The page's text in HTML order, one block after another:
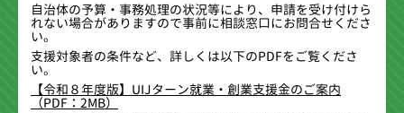
自治体の予算・事務処理の状況等により、申請を受け付けら
れない場合がありますので事前に相談窓口にお問合せくださ
い。
支援対象者の条件など、詳しくは以下のPDFをご覧くださ
い。
【令和８年度版】UIJターン就業・創業支援金のご案内
（PDF：2MB）